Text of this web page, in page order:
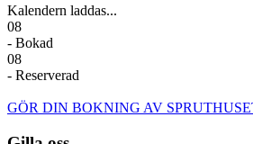
Kalendern laddas...
08
- Bokad
08
- Reserverad
GÖR DIN BOKNING AV